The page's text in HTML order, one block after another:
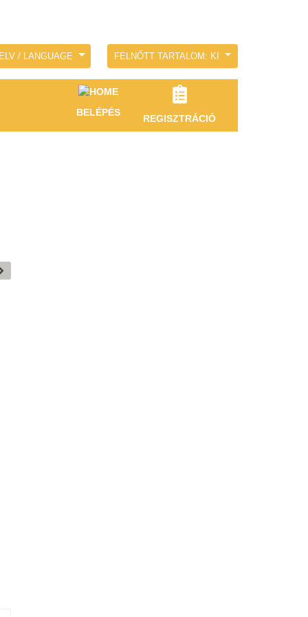
/ LANGUAGE FELNŐTT TARTALOM: KI
BELÉPÉS
REGISZTRÁCIÓ